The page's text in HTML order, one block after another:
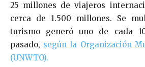
25 millones de viajeros
cerca de 1.500 millones. Se
turismo generó uno de cada
pasado, según la Organización
(UNWTO).